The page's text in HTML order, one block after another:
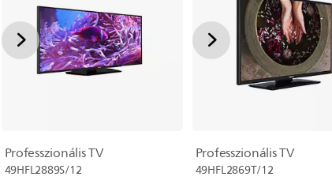
Professzionális TV
49HFL2889S/12
Professzionális TV
49HFL2869T/12